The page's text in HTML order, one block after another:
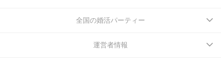
全国の婚活パーティー
運営者情報